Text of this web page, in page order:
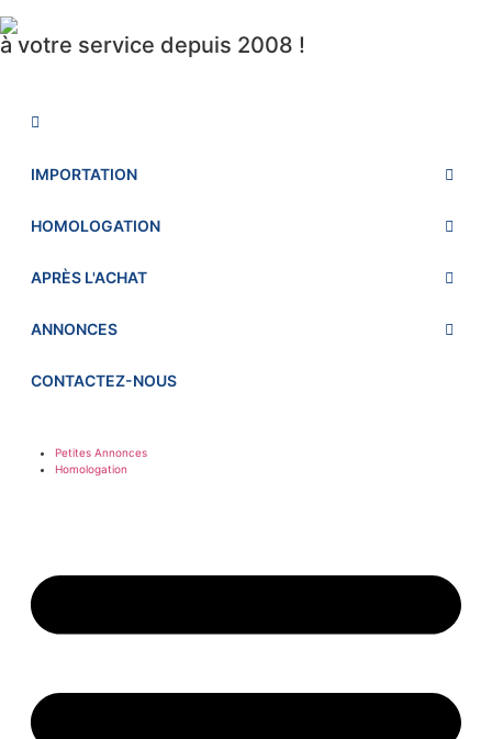
à votre service depuis 2008 !
IMPORTATION
HOMOLOGATION
APRÈS L'ACHAT
ANNONCES
CONTACTEZ-NOUS
Petites Annonces
Homologation